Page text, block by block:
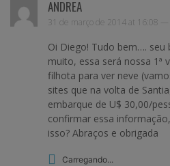
ANDREA
31 de março de 2014 at 16:08 —
Oi Diego! Tudo bem….
muito, essa será nossa 1ª
filhota para ver neve
sites que na volta de
embarque de U$ 30,00/
confirmar essa
isso? Abraços e obrigada
Carregando...